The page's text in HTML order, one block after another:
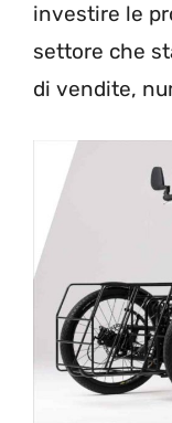
investire le
settore che
di vendite,